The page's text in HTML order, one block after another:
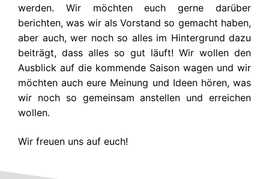
werden. Wir möchten euch gerne darüber
berichten, was wir als Vorstand so gemacht haben,
aber auch, wer noch so alles im Hintergrund dazu
beiträgt, dass alles so gut läuft! Wir wollen den
Ausblick auf die kommende Saison wagen und wir
möchten auch eure Meinung und Ideen hören, was
wir noch so gemeinsam anstellen und erreichen
wollen.
Wir freuen uns auf euch!